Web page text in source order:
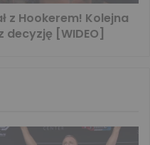
z Hookerem! Kolejna
[WIDEO]